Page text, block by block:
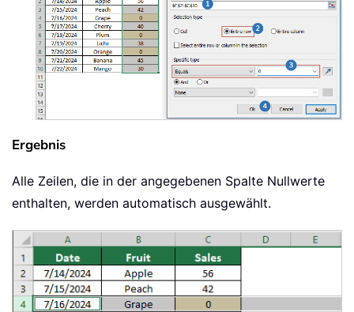
Ergebnis
Alle Zeilen, die in der angegebenen Spalte Nullwerte
enthalten, werden automatisch ausgewählt.